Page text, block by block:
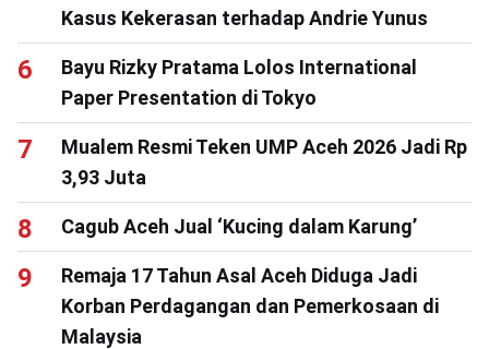
Kasus Kekerasan terhadap Andrie Yunus
Bayu Rizky Pratama Lolos International
Paper Presentation di Tokyo
Mualem Resmi Teken UMP Aceh 2026 Jadi Rp
3,93 Juta
Cagub Aceh Jual ‘Kucing dalam Karung’
Remaja 17 Tahun Asal Aceh Diduga Jadi
Korban Perdagangan dan Pemerkosaan di
Malaysia